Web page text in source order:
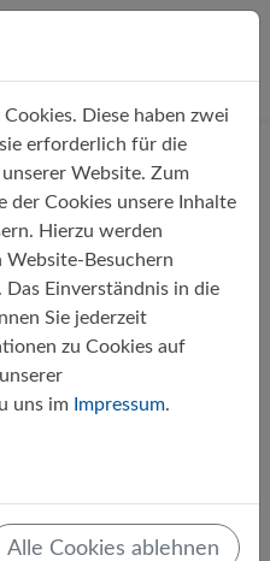
1
Diese haben zwei
erforderlich für die
Website. Zum
Cookies unsere Inhalte
Hierzu werden
Website-Besuchern
Einverständnis in die
Sie jederzeit
zu Cookies auf
uns im Impressum.
Alle Cookies ablehnen